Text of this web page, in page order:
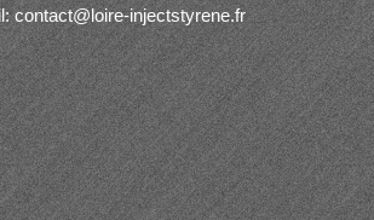
contact@loire-injectstyrene.fr